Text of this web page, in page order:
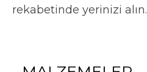
rekabetinde yerinizi alın.